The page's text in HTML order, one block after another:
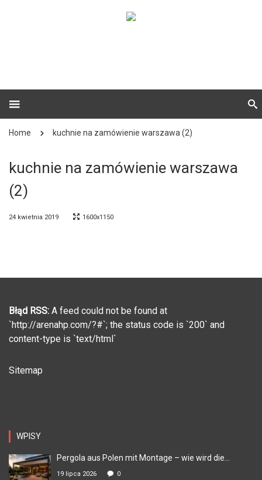
Home kuchnie na zamówienie warszawa (2)
kuchnie na zamówienie warszawa
(2)
24 kwietnia 2019 1600x1150
Błąd RSS: A feed could not be found at
`http://arenahp.com/?#`; the status code is `200` and
content-type is `text/html`
Sitemap
WPISY
Pergola aus Polen mit Montage – wie wird die...
19 lipca 2026 0